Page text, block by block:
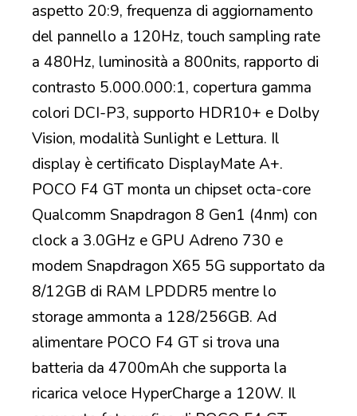
aspetto 20:9, frequenza di aggiornamento
del pannello a 120Hz, touch sampling rate
a 480Hz, luminosità a 800nits, rapporto di
contrasto 5.000.000:1, copertura gamma
colori DCI-P3, supporto HDR10+ e Dolby
Vision, modalità Sunlight e Lettura. Il
display è certificato DisplayMate A+.
POCO F4 GT monta un chipset octa-core
Qualcomm Snapdragon 8 Gen1 (4nm) con
clock a 3.0GHz e GPU Adreno 730 e
modem Snapdragon X65 5G supportato da
8/12GB di RAM LPDDR5 mentre lo
storage ammonta a 128/256GB. Ad
alimentare POCO F4 GT si trova una
batteria da 4700mAh che supporta la
ricarica veloce HyperCharge a 120W. Il